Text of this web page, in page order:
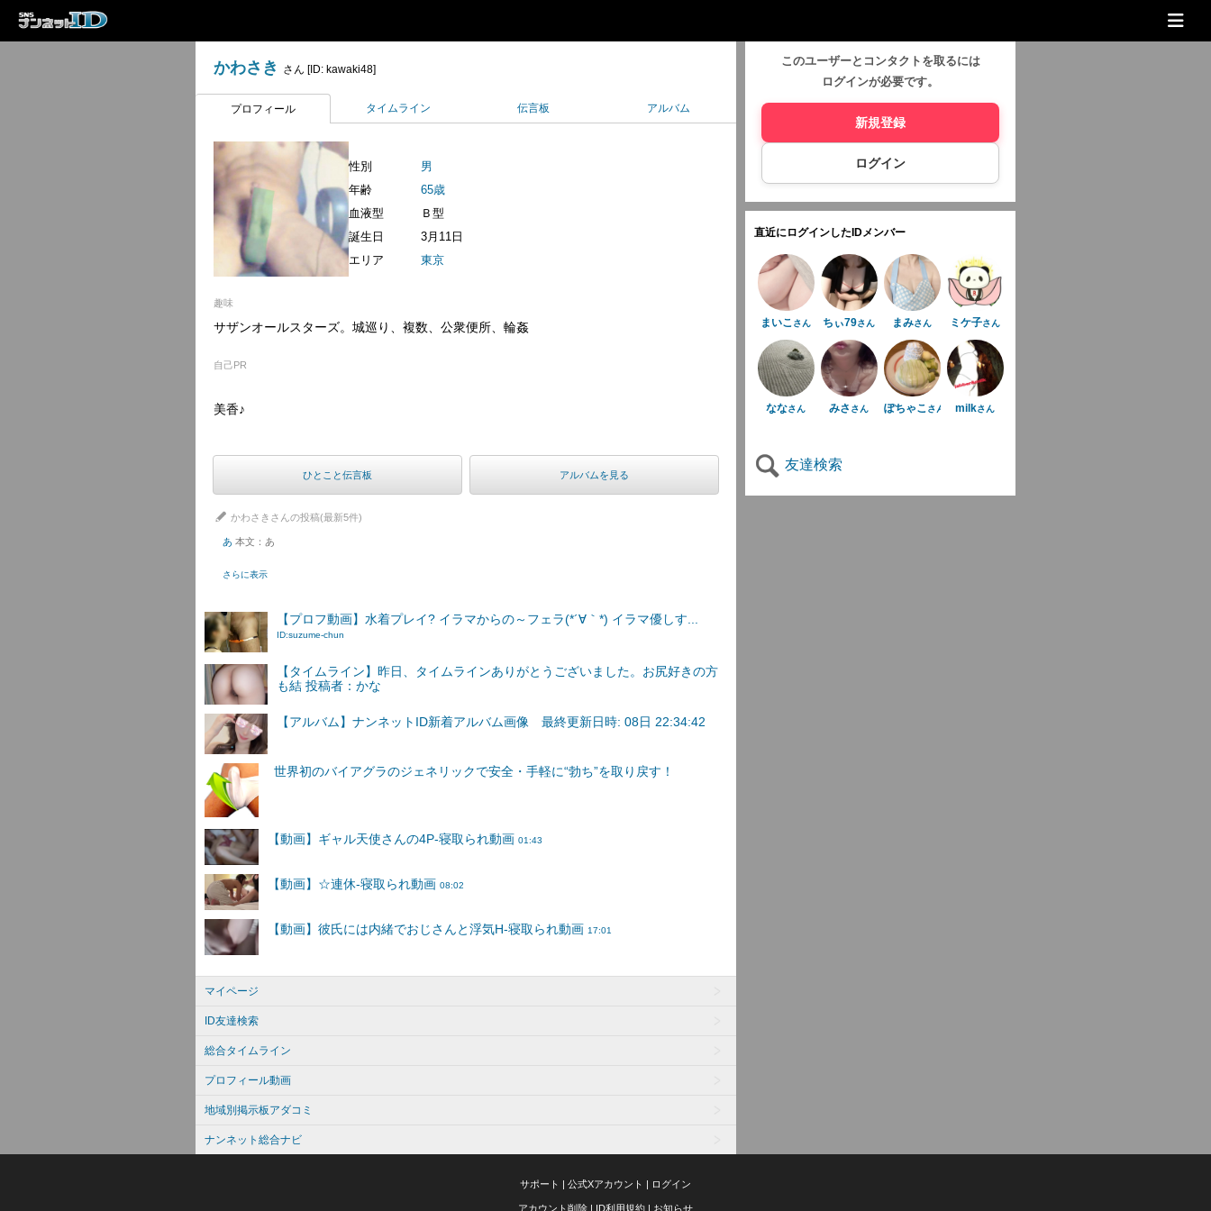
かわさき さん [ID: kawaki48]
プロフィール タイムライン 伝言板 アルバム
性別
男
年齢
65歳
血液型
Ｂ型
誕生日
3月11日
エリア
東京
趣味
サザンオールスターズ。城巡り、複数、公衆便所、輪姦
自己PR
美香♪
ひとこと伝言板 アルバムを見る
かわさきさんの投稿(最新5件)
あ 本文：あ
さらに表示
【プロフ動画】水着プレイ? イラマからの～フェラ(*´∀｀*) イラマ優しす...
ID:suzume-chun
【タイムライン】昨日、タイムラインありがとうございました。お尻好きの方
も結 投稿者：かな
【アルバム】ナンネットID新着アルバム画像 最終更新日時: 08日 22:34:42
マイページ
ID友達検索
総合タイムライン
プロフィール動画
地域別掲示板アダコミ
ナンネット総合ナビ
このユーザーとコンタクトを取るには
ログインが必要です。
新規登録
ログイン
直近にログインしたIDメンバー
まいこさん ちぃ79さん まみさん ミケ子さん
ななさん みさ さん ぽちゃこさん milkさん
友達検索
サポート | 公式Xアカウント | ログイン
アカウント削除 | ID利用規約 | お知らせ